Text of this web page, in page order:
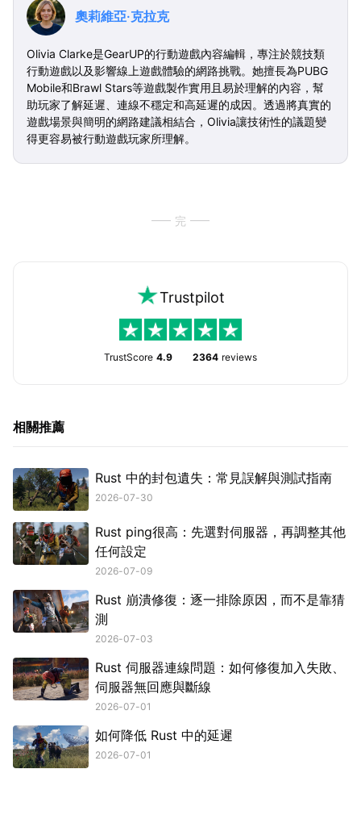
奧莉維亞·克拉克
Olivia Clarke是GearUP的行動遊戲內容編輯，專注於競技類
行動遊戲以及影響線上遊戲體驗的網路挑戰。她擅長為PUBG
Mobile和Brawl Stars等遊戲製作實用且易於理解的內容，幫
助玩家了解延遲、連線不穩定和高延遲的成因。透過將真實的
遊戲場景與簡明的網路建議相結合，Olivia讓技術性的議題變
得更容易被行動遊戲玩家所理解。
完
Trustpilot
TrustScore 4.9 2364 reviews
相關推薦
Rust 中的封包遺失：常見誤解與測試指南
2026-07-30
Rust ping很高：先選對伺服器，再調整其他
任何設定
2026-07-09
Rust 崩潰修復：逐一排除原因，而不是靠猜
測
2026-07-03
Rust 伺服器連線問題：如何修復加入失敗、
伺服器無回應與斷線
2026-07-01
如何降低 Rust 中的延遲
2026-07-01